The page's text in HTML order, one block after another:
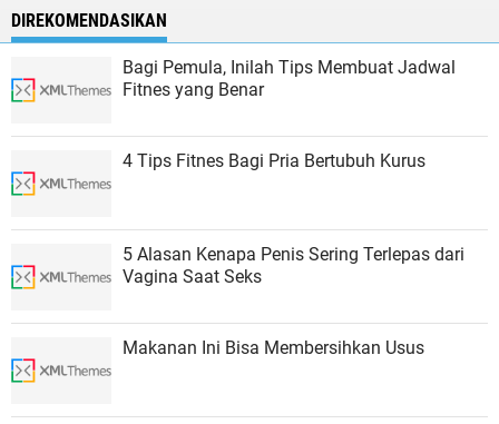
DIREKOMENDASIKAN
Bagi Pemula, Inilah Tips Membuat Jadwal
Fitnes yang Benar
4 Tips Fitnes Bagi Pria Bertubuh Kurus
5 Alasan Kenapa Penis Sering Terlepas dari
Vagina Saat Seks
Makanan Ini Bisa Membersihkan Usus